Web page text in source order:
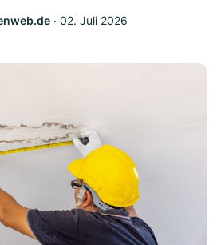
‧ 02. Juli 2026